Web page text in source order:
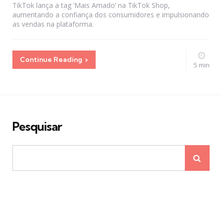
TikTok lança a tag ‘Mais Amado’ na TikTok Shop,
aumentando a confiança dos consumidores e impulsionando
as vendas na plataforma.
Continue Reading
5 min
Pesquisar